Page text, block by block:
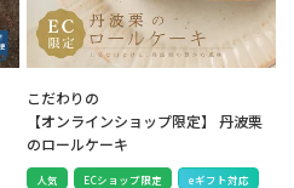
こだわりの
【オンラインショップ限定】 丹波栗
のロールケーキ
人気 ECショップ限定
eギフト対応